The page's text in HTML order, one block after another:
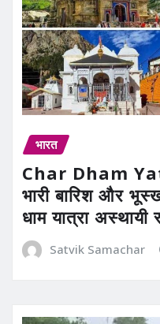
भारत
Char Dham
भारी बारिश और
धाम यात्रा
Satvik Samachar